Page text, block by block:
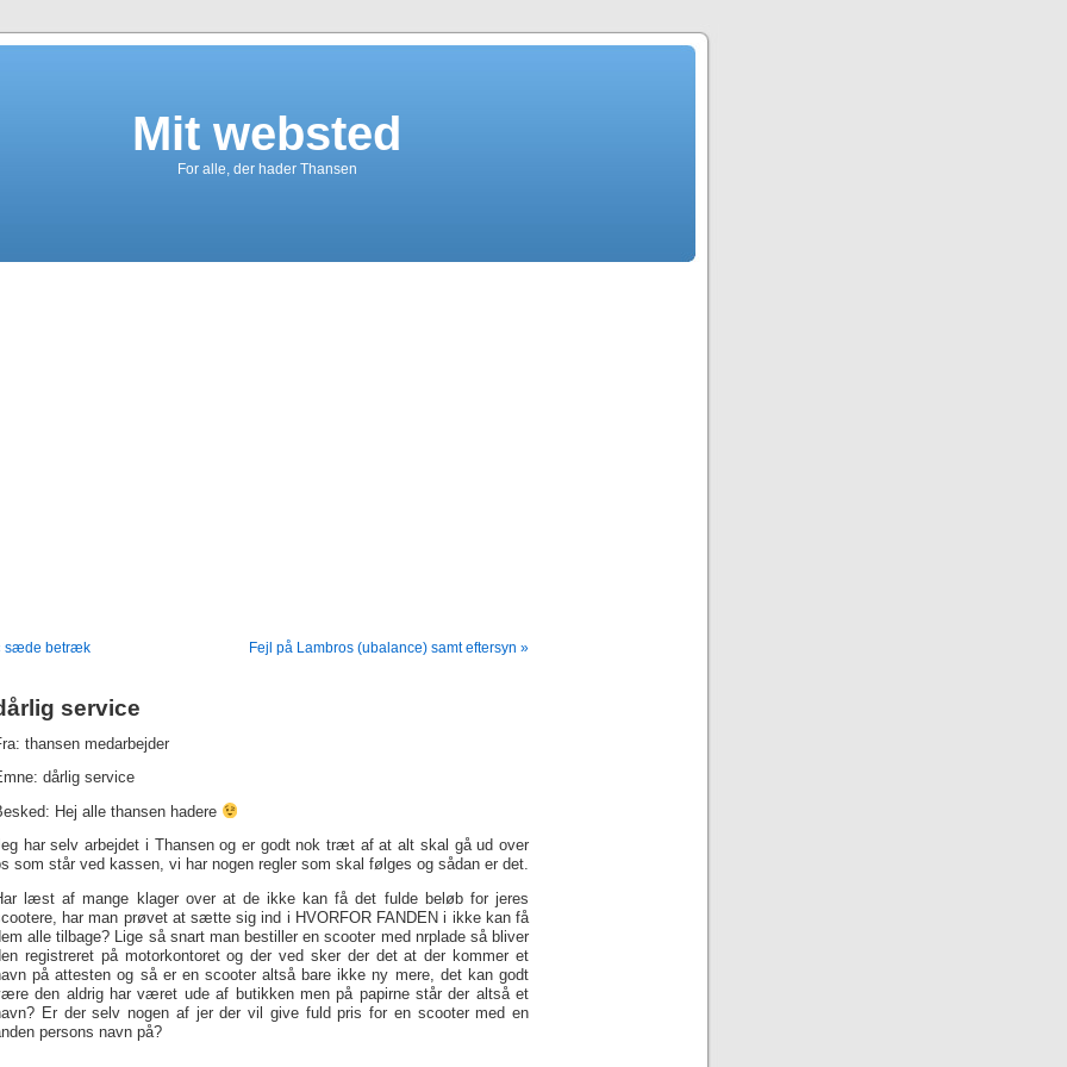
Mit websted
For alle, der hader Thansen
sæde betræk Fejl på Lambros (ubalance) samt eftersyn »
service
thansen medarbejder
dårlig service
Hej alle thansen hadere
har selv arbejdet i Thansen og er godt nok træt af at alt skal gå ud over
som står ved kassen, vi har nogen regler som skal følges og sådan er det.
læst af mange klager over at de ikke kan få det fulde beløb for jeres
har man prøvet at sætte sig ind i HVORFOR FANDEN i ikke kan få
alle tilbage? Lige så snart man bestiller en scooter med nrplade så bliver
registreret på motorkontoret og der ved sker der det at der kommer et
på attesten og så er en scooter altså bare ikke ny mere, det kan godt
den aldrig har været ude af butikken men på papirne står der altså et
Er der selv nogen af jer der vil give fuld pris for en scooter med en
persons navn på?